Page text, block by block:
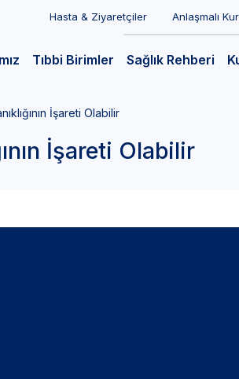
Hasta & Ziyaretçiler Anlaşmalı
Tıbbi Birimler Sağlık Rehberi
İşareti Olabilir
İşareti Olabilir